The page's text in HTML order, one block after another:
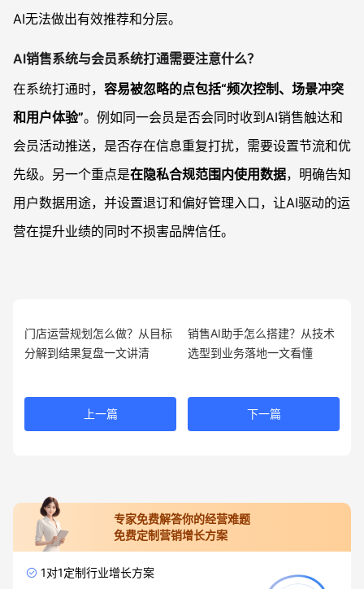
AI无法做出有效推荐和分层。
AI销售系统与会员系统打通需要注意什么？
在系统打通时， 容易被忽略的点包括“频次控制、场景冲突
和用户体验”。例如同一会员是否会同时收到AI销售触达和
会员活动推送，是否存在信息重复打扰，需要设置节流和优
先级。另一个重点是在隐私合规范围内使用数据，明确告知
用户数据用途，并设置退订和偏好管理入口，让AI驱动的运
营在提升业绩的同时不损害品牌信任。
门店运营规划怎么做？从目标
分解到结果复盘一文讲清
上一篇
销售AI助手怎么搭建？从技术
选型到业务落地一文看懂
下一篇
专家免费解答你的经营难题
免费定制营销增长方案
1对1定制行业增长方案